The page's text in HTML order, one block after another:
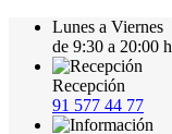
Lunes a Viernes
de 9:30 a 20:00 h
Recepción
91 577 44 77